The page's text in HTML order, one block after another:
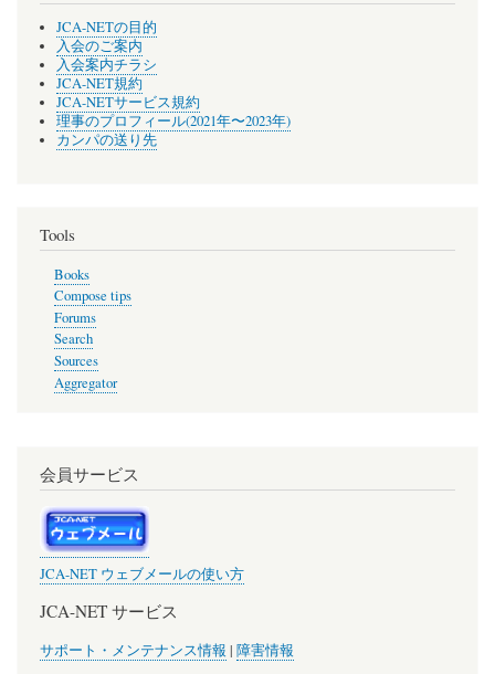
JCA-NETの目的
入会のご案内
入会案内チラシ
JCA-NET規約
JCA-NETサービス規約
理事のプロフィール(2021年〜2023年)
カンパの送り先
Tools
Books
Compose tips
Forums
Search
Sources
Aggregator
会員サービス
JCA-NET ウェブメールの使い方
JCA-NET サービス
サポート・メンテナンス情報 | 障害情報